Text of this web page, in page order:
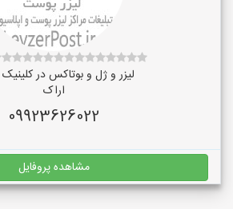
لیزر و ژل و بوتاکس در کلینیک
اراک
09923626022
مشاهده پروفایل